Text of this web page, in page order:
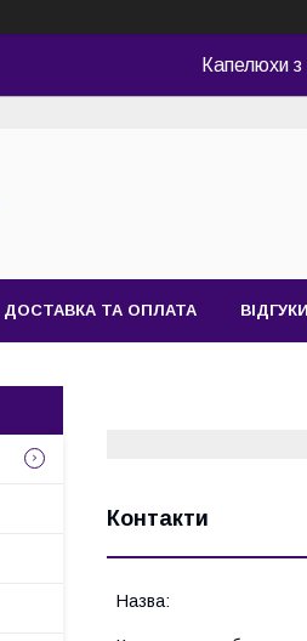
Капелюхи
ДОСТАВКА ТА ОПЛАТА ВІДГУКИ
Контакти